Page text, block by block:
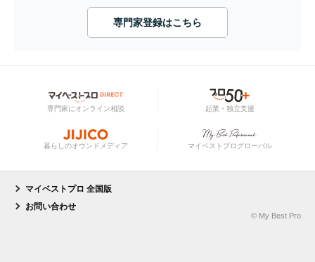
専門家登録はこちら
専門家にオンライン相談 起業・独立支援
暮らしのオウンドメディア マイベストプログローバル
マイベストプロ 全国版
お問い合わせ
© My Best Pro